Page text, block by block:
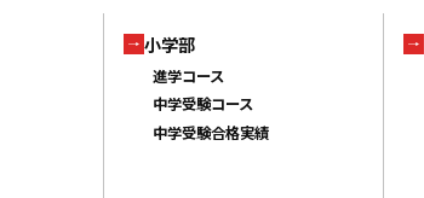
小学部
進学コース
中学受験コース
中学受験合格実績